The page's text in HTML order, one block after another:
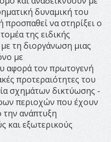
δυναμική του
να στηρίξει ο
της ειδικής
τη διοργάνωση μιας
με
αφορά τον πρωτογενή
προτεραιότητες του
σχημάτων δικτύωσης -
περιοχών που έχουν
την ανάπτυξη
και εξωτερικούς